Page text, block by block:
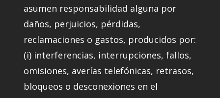
asumen responsabilidad alguna por
daños, perjuicios, pérdidas,
reclamaciones o gastos, producidos por:
(i) interferencias, interrupciones, fallos,
omisiones, averías telefónicas, retrasos,
bloqueos o desconexiones en el